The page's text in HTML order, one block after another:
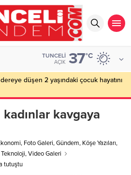
TUNCELI
AÇIK 37°C
dereye düşen 2 yaşındaki çocuk hayatını
kavgaya
, Foto Galeri,Gündem, Köşe Yazıları,
Teknoloji,Video Galeri
tutuştu